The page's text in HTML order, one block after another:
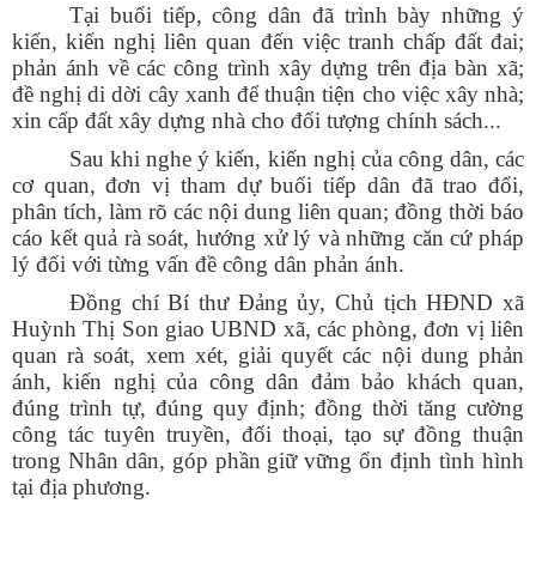
Tại buổi tiếp, công dân đã trình bày những ý
kiến, kiến nghị liên quan đến việc tranh chấp đất đai;
phản ánh về các công trình xây dựng trên địa bàn xã;
đề nghị di dời cây xanh để thuận tiện cho việc xây nhà;
xin cấp đất xây dựng nhà cho đối tượng chính sách...
Sau khi nghe ý kiến, kiến nghị của công dân, các
cơ quan, đơn vị tham dự buổi tiếp dân đã trao đổi,
phân tích, làm rõ các nội dung liên quan; đồng thời báo
cáo kết quả rà soát, hướng xử lý và những căn cứ pháp
lý đối với từng vấn đề công dân phản ánh.
Đồng chí Bí thư Đảng ủy, Chủ tịch HĐND xã
Huỳnh Thị Son giao UBND xã, các phòng, đơn vị liên
quan rà soát, xem xét, giải quyết các nội dung phản
ánh, kiến nghị của công dân đảm bảo khách quan,
đúng trình tự, đúng quy định; đồng thời tăng cường
công tác tuyên truyền, đối thoại, tạo sự đồng thuận
trong Nhân dân, góp phần giữ vững ổn định tình hình
tại địa phương.